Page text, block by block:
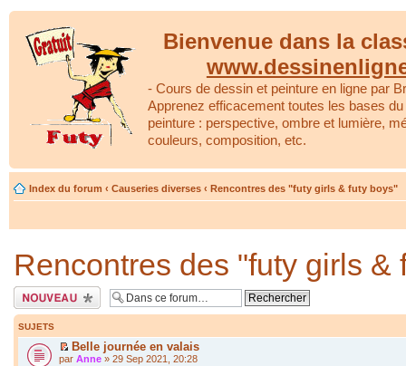
Bienvenue dans la
- Cours de dessin et peinture en ligne par
Apprenez efficacement toutes les bases
peinture : perspective, ombre et lumière,
couleurs, composition, etc.
Index du forum ‹ Causeries diverses ‹ Rencontres des "futy girls & futy boys"
Rencontres des "futy girls &
Écrire un nouveau
sujet
SUJETS
Belle journée en valais
par Anne » 29 Sep 2021, 20:28